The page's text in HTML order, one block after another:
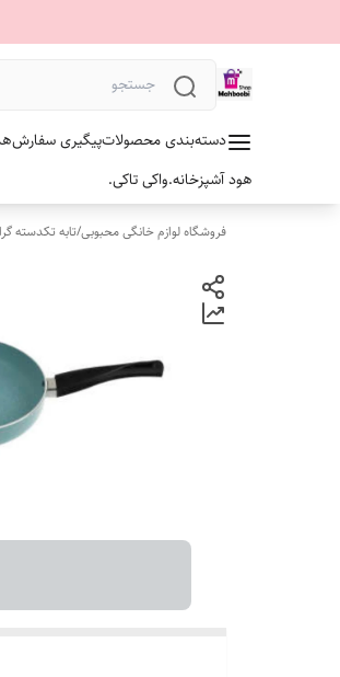
دسته‌بندی محصولاتپیگیری سفارش
هود آشپزخانه.واکی تاکی.
فروشگاه لوازم خانگی محبوبی/تابه تکدسته